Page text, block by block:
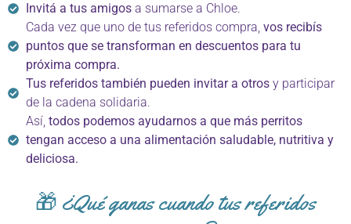
Invitá a tus amigosa sumarse a Chloe.
Cada vez que uno de tus referidos compra, vos recibís
puntos que se transforman en descuentos para tu
próxima compra.
Tus referidos también pueden invitar a otrosy participar
de la cadena solidaria.
Así, todos podemos ayudarnos a que más perritos
tengan acceso a una alimentación saludable, nutritiva y
deliciosa.
🎁 ¿Qué ganas cuando tus referidos